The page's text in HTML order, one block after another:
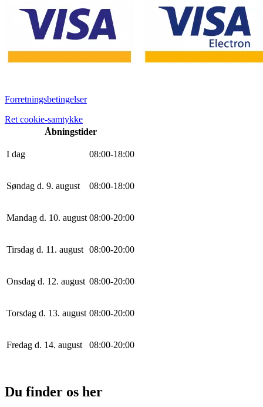
Forretningsbetingelser
Ret cookie-samtykke
Åbningstider
I dag 08:00-18:00
Søndag d. 9. august 08:00-18:00
Mandag d. 10. august 08:00-20:00
Tirsdag d. 11. august 08:00-20:00
Onsdag d. 12. august 08:00-20:00
Torsdag d. 13. august 08:00-20:00
Fredag d. 14. august 08:00-20:00
Du finder os her